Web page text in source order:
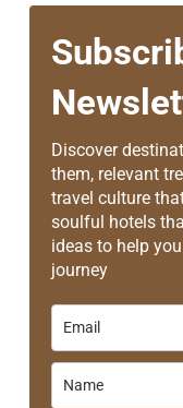
Discover
them, relevant
travel culture
soulful hotels
ideas to help
journey